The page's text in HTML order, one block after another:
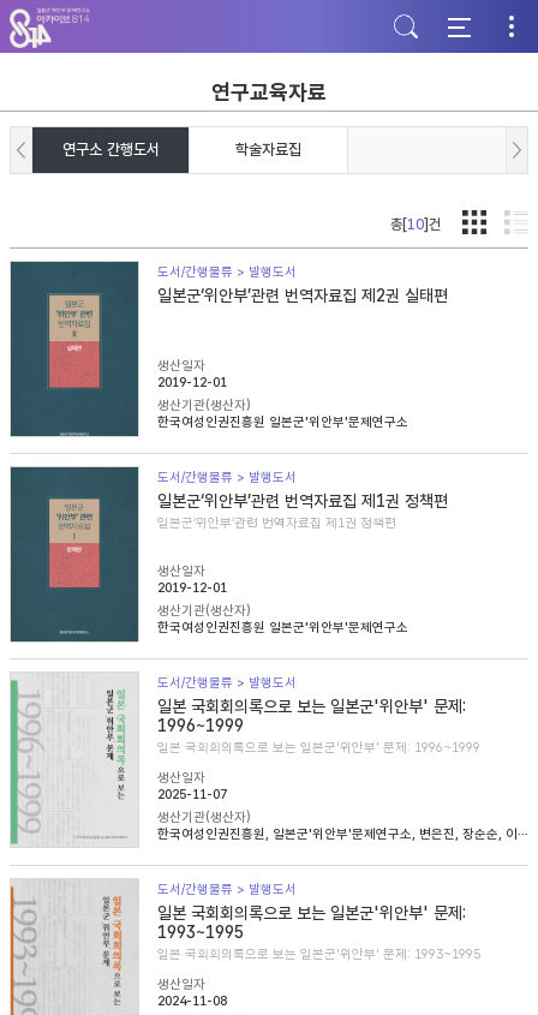
주
메
뉴
가
기
본
문
바
기
하
단
바
기
연구교육자료
연구소 간행도서 학술자료집
총[10]건
도서/간행물류 > 발행도서
일본군‘위안부’관련 번역자료집 제2권 실태편
생산일자
2019-12-01
생산기관(생산자)
한국여성인권진흥원 일본군'위안부'문제연구소
도서/간행물류 > 발행도서
일본군‘위안부’관련 번역자료집 제1권 정책편
일본군‘위안부’관련 번역자료집 제1권 정책편
생산일자
2019-12-01
생산기관(생산자)
한국여성인권진흥원 일본군'위안부'문제연구소
도서/간행물류 > 발행도서
일본 국회회의록으로 보는 일본군'위안부' 문제:
1996~1999
일본 국회회의록으로 보는 일본군'위안부' 문제: 1996~1999
생산일자
2025-11-07
생산기관(생산자)
한국여성인권진흥원, 일본군'위안부'문제연구소, 변은진, 장순순, 이태규, 심아정
도서/간행물류 > 발행도서
일본 국회회의록으로 보는 일본군'위안부' 문제:
1993~1995
일본 국회회의록으로 보는 일본군'위안부' 문제: 1993~1995
생산일자
2024-11-08